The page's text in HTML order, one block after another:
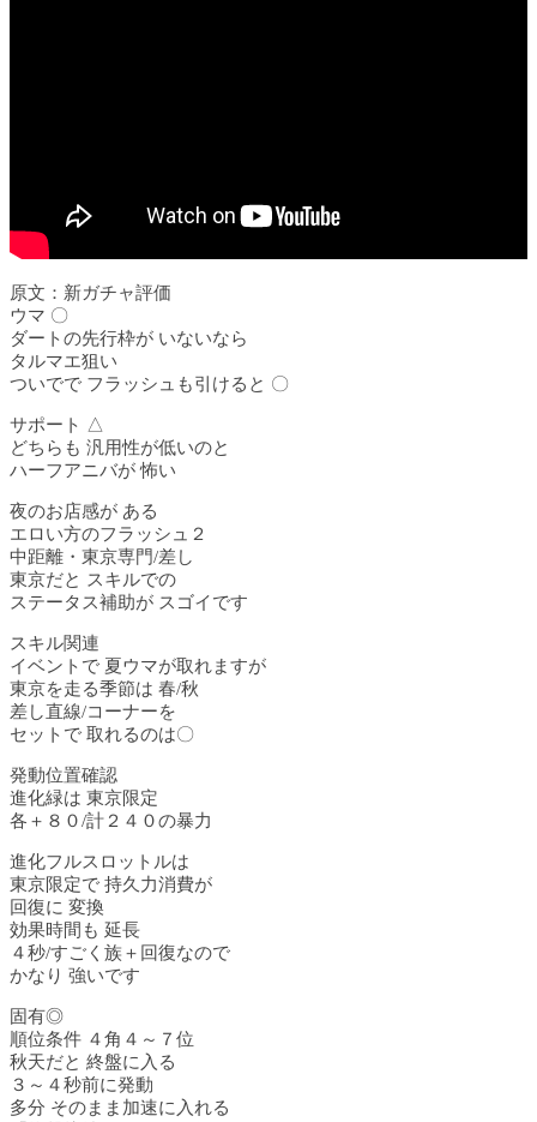
原文：新ガチャ評価
ウマ 〇
ダートの先行枠が いないなら
タルマエ狙い
ついでで フラッシュも引けると 〇
サポート △
どちらも 汎用性が低いのと
ハーフアニバが 怖い
夜のお店感が ある
エロい方のフラッシュ２
中距離・東京専門/差し
東京だと スキルでの
ステータス補助が スゴイです
スキル関連
イベントで 夏ウマが取れますが
東京を走る季節は 春/秋
差し直線/コーナーを
セットで 取れるのは〇
発動位置確認
進化緑は 東京限定
各＋８０/計２４０の暴力
進化フルスロットルは
東京限定で 持久力消費が
回復に 変換
効果時間も 延長
４秒/すごく族＋回復なので
かなり 強いです
固有◎
順位条件 ４角４～７位
秋天だと 終盤に入る
３～４秒前に発動
多分 そのまま加速に入れる